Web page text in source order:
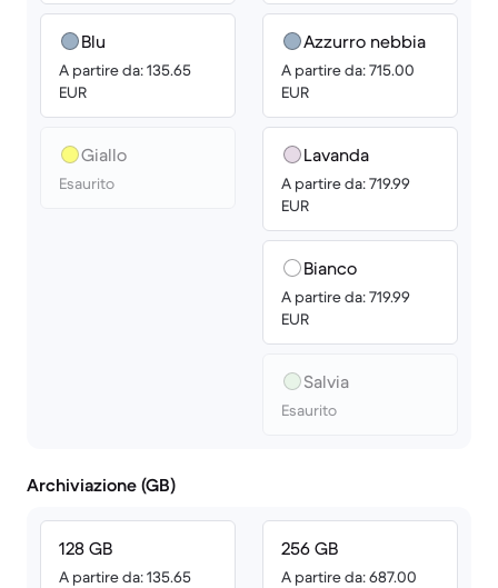
Blu
A partire da: 135.65
EUR
Giallo
Esaurito
Azzurro nebbia
A partire da: 715.00
EUR
Lavanda
A partire da: 719.99
EUR
Bianco
A partire da: 719.99
EUR
Salvia
Esaurito
Archiviazione (GB)
128 GB
A partire da: 135.65
256 GB
A partire da: 687.00